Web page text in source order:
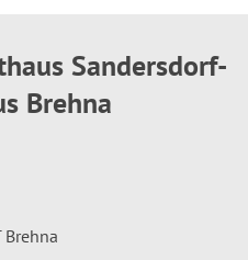
Sandersdorf-
Brehna